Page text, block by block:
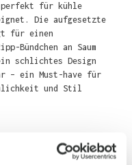
perfekt für kühle
Die aufgesetzte
für einen
Bündchen an Saum
schlichtes Design
– ein Must-have für
und Stil